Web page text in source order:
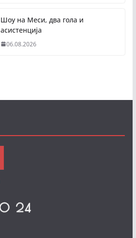
Шоу на Меси, два гола и
асистенција
06.08.2026